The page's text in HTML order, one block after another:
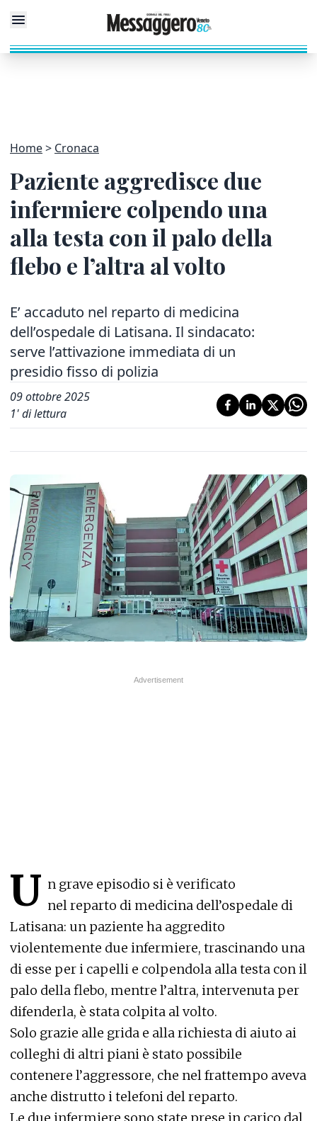
Home Cronaca
Paziente aggredisce due
infermiere colpendo una
alla testa con il palo della
flebo e l’altra al volto
E’ accaduto nel reparto di medicina
dell’ospedale di Latisana. Il sindacato:
serve l’attivazione immediata di un
presidio fisso di polizia
09 ottobre 2025
1' di lettura
U n grave episodio si è verificato
nel reparto di medicina dell’ospedale di
Latisana: un paziente ha aggredito
violentemente due infermiere, trascinando una
di esse per i capelli e colpendola alla testa con il
palo della flebo, mentre l’altra, intervenuta per
difenderla, è stata colpita al volto.
Solo grazie alle grida e alla richiesta di aiuto ai
colleghi di altri piani è stato possibile
contenere l’aggressore, che nel frattempo aveva
anche distrutto i telefoni del reparto.